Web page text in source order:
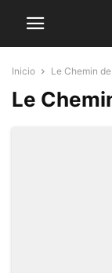
Inicio Le Chemin
Le